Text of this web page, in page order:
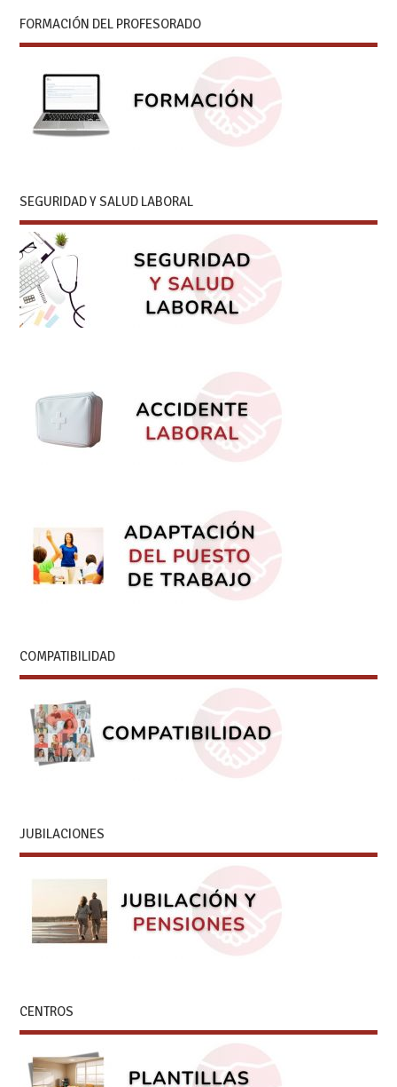
FORMACIÓN DEL PROFESORADO
SEGURIDAD Y SALUD LABORAL
COMPATIBILIDAD
JUBILACIONES
CENTROS